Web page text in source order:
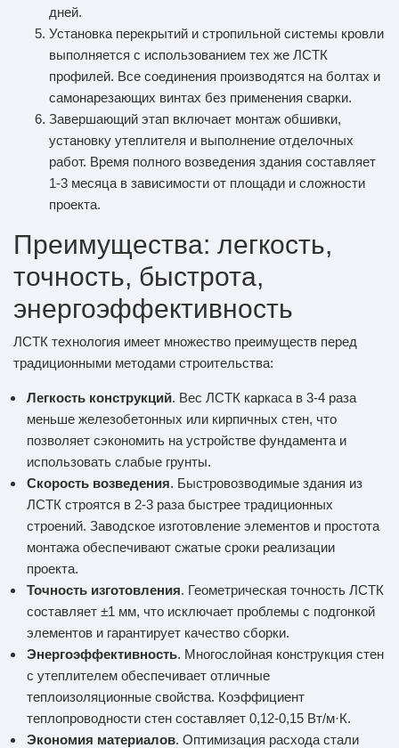
дней.
Установка перекрытий и стропильной системы кровли
выполняется с использованием тех же ЛСТК
профилей. Все соединения производятся на болтах и
самонарезающих винтах без применения сварки.
Завершающий этап включает монтаж обшивки,
установку утеплителя и выполнение отделочных
работ. Время полного возведения здания составляет
1-3 месяца в зависимости от площади и сложности
проекта.
Преимущества: легкость,
точность, быстрота,
энергоэффективность
ЛСТК технология имеет множество преимуществ перед
традиционными методами строительства:
Легкость конструкций. Вес ЛСТК каркаса в 3-4 раза
меньше железобетонных или кирпичных стен, что
позволяет сэкономить на устройстве фундамента и
использовать слабые грунты.
Скорость возведения. Быстровозводимые здания из
ЛСТК строятся в 2-3 раза быстрее традиционных
строений. Заводское изготовление элементов и простота
монтажа обеспечивают сжатые сроки реализации
проекта.
Точность изготовления. Геометрическая точность ЛСТК
составляет ±1 мм, что исключает проблемы с подгонкой
элементов и гарантирует качество сборки.
Энергоэффективность. Многослойная конструкция стен
с утеплителем обеспечивает отличные
теплоизоляционные свойства. Коэффициент
теплопроводности стен составляет 0,12-0,15 Вт/м·К.
Экономия материалов. Оптимизация расхода стали